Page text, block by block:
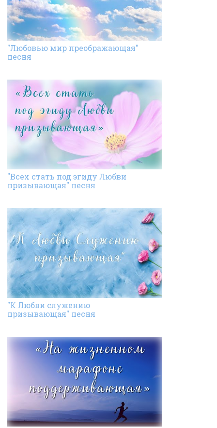
"Любовью мир преображающая"
песня
"Всех стать под эгиду Любви
призывающая" песня
"К Любви служению
призывающая" песня